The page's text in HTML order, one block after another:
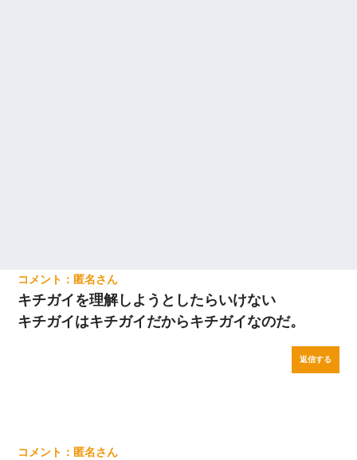
匿名
キチガイを理解しようとしたらいけない
キチガイはキチガイだからキチガイなのだ。
返信する
匿名